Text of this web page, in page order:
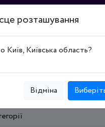
Каталог підприємств
розташування
Київ, Київська область?
Відміна